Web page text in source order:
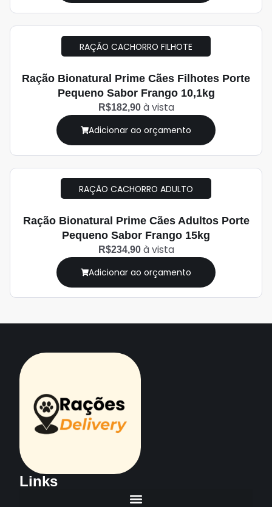
RAÇÃO CACHORRO FILHOTE
Ração Bionatural Prime Cães Filhotes Porte
Pequeno Sabor Frango 10,1kg
R$182,90 à vista
Adicionar ao orçamento
RAÇÃO CACHORRO ADULTO
Ração Bionatural Prime Cães Adultos Porte
Pequeno Sabor Frango 15kg
R$234,90à vista
Adicionar ao orçamento
Links